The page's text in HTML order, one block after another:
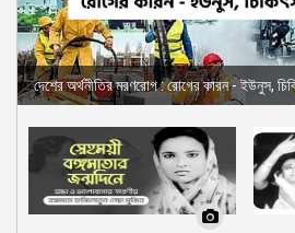
দেশের অর্থনীতির মরণরোগ : রোগের কারন - ইউনুস,